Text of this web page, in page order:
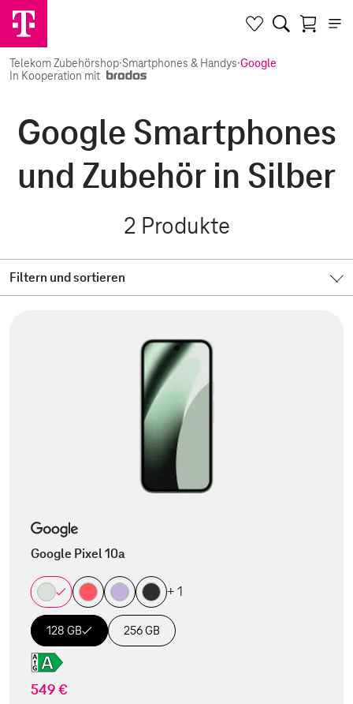
Telekom Zubehörshop·Smartphones & Handys·Google
In Kooperation mit
Google Smartphones
und Zubehör in Silber
2 Produkte
Filtern und sortieren
Google Pixel 10a
+ 1
128 GB 256 GB
549 €